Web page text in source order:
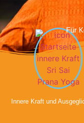
Für
Innere Kraft und